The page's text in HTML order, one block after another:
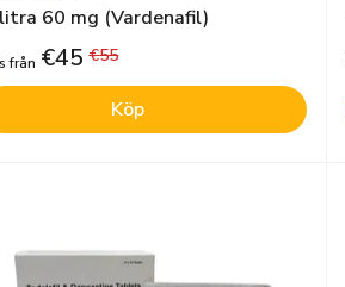
60 mg (Vardenafil)
från €45 €55
Köp